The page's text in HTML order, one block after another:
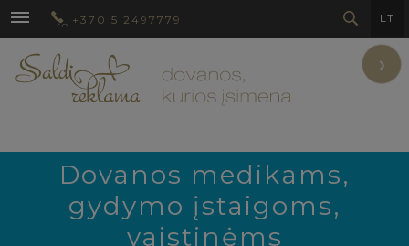
+370 5 2497779 LT
›
Dovanos medikams,
gydymo įstaigoms,
vaistinėms